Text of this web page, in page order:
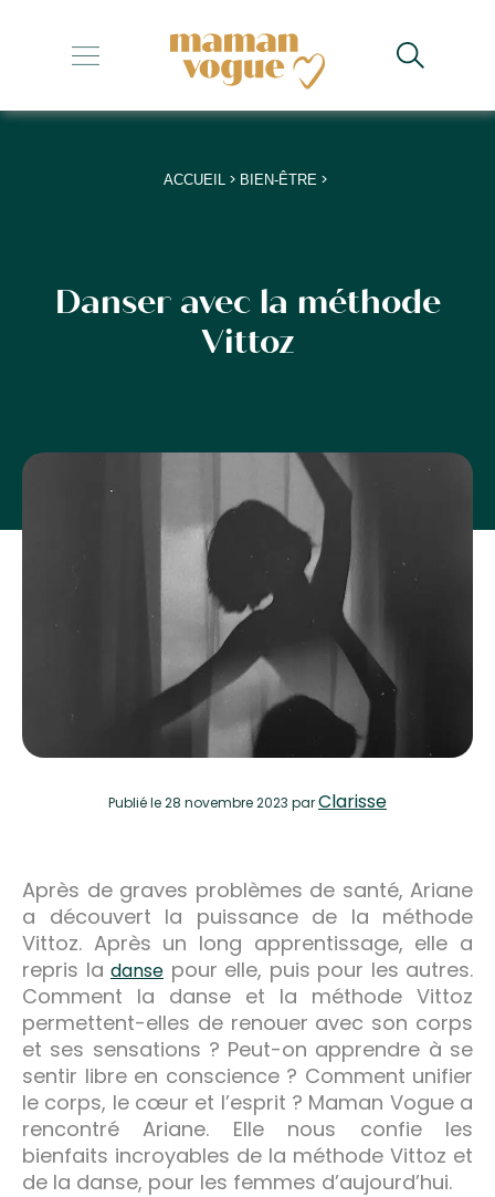
+
+
+
+
ACCUEIL > BIEN-ÊTRE >
Danser avec la méthode
Vittoz
Publiéle 28 novembre 2023 parClarisse
Après de graves problèmes de santé, Ariane
a découvert la puissance de la méthode
Vittoz. Après un long apprentissage, elle a
repris la danse pour elle, puis pour les autres.
Comment la danse et la méthode Vittoz
permettent-elles de renouer avec son corps
et ses sensations ? Peut-on apprendre à se
sentir libre en conscience ? Comment unifier
le corps, le cœur et l’esprit ? Maman Vogue a
rencontré Ariane. Elle nous confie les
bienfaits incroyables de la méthode Vittoz et
de la danse, pour les femmes d’aujourd’hui.